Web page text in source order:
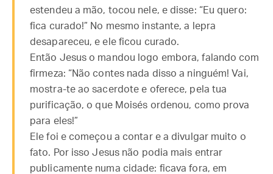
estendeu a mão, tocou nele, e disse: “Eu quero:
fica curado!” No mesmo instante, a lepra
desapareceu, e ele ficou curado.
Então Jesus o mandou logo embora, falando com
firmeza: “Não contes nada disso a ninguém! Vai,
mostra-te ao sacerdote e oferece, pela tua
purificação, o que Moisés ordenou, como prova
para eles!”
Ele foi e começou a contar e a divulgar muito o
fato. Por isso Jesus não podia mais entrar
publicamente numa cidade: ficava fora, em